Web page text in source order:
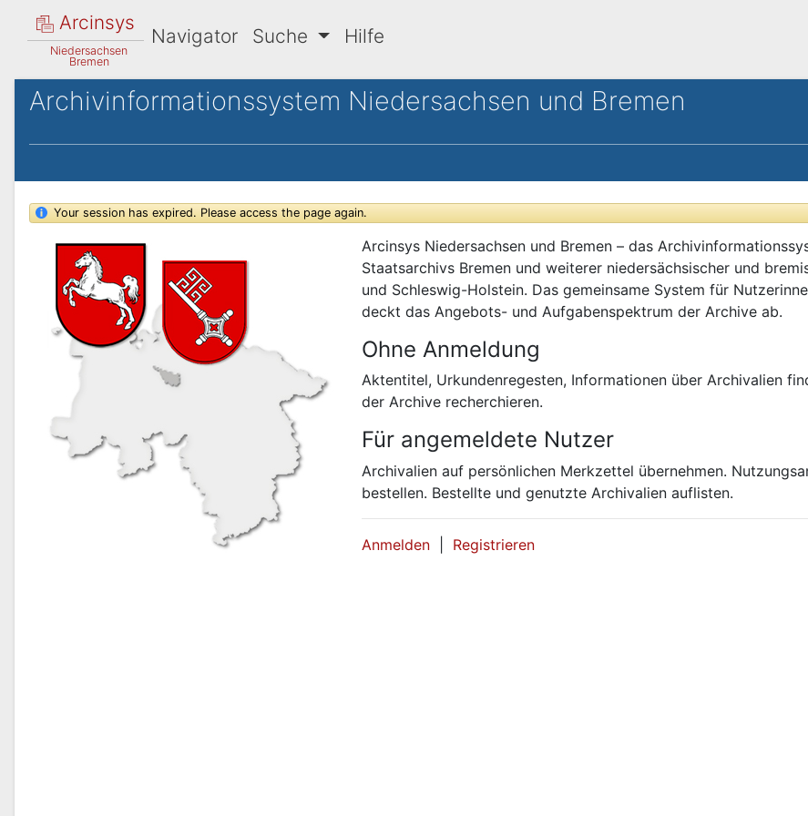
Arcinsys
Niedersachsen
Bremen
Navigator Suche Hilfe
Archivinformationssystem Niedersachsen und Bremen
Your session has expired. Please access the page again.
Arcinsys Niedersachsen und Bremen – das
Staatsarchivs Bremen und weiterer niedersächsischer und
und Schleswig-Holstein. Das gemeinsame System für
deckt das Angebots- und Aufgabenspektrum der Archive ab.
Ohne Anmeldung
Aktentitel, Urkundenregesten, Informationen über Archivalien
der Archive recherchieren.
Für angemeldete Nutzer
Archivalien auf persönlichen Merkzettel übernehmen.
bestellen. Bestellte und genutzte Archivalien auflisten.
Anmelden Registrieren